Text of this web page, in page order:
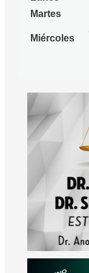
Martes
Miércoles